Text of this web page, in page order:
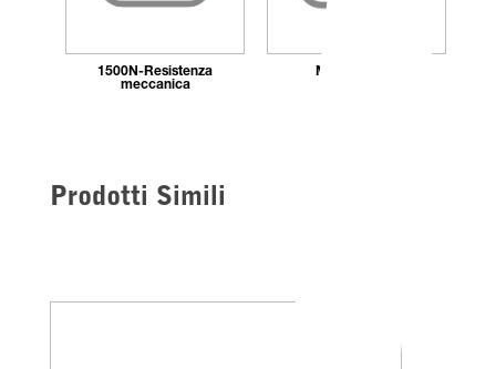
1500N-Resistenza
meccanica
Marchio TÜV
Prodotti Simili